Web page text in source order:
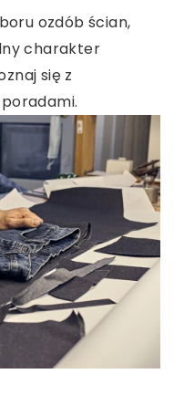
ozdób ścian,
charakter
się z